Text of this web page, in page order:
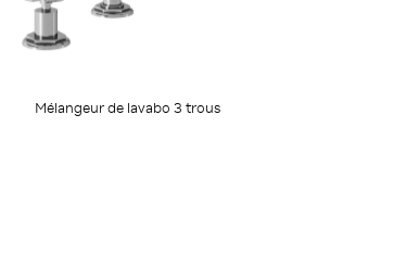
Mélangeur de lavabo 3 trous